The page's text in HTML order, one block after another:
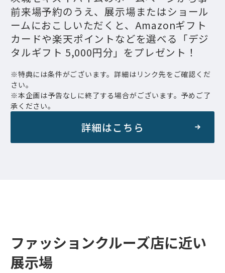
前来場予約のうえ、展示場またはショール
ームにおこしいただくと、Amazonギフト
カードや楽天ポイントなどを選べる「デジ
タルギフト 5,000円分」をプレゼント！
※特典には条件がございます。詳細はリンク先をご確認くだ
さい。
※本企画は予告なしに終了する場合がございます。予めご了
承ください。
詳細はこちら
ファッションクルーズ店に近い
展示場